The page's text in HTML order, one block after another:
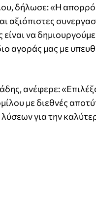
δήλωσε: «Η
αξιόπιστες
να
αγοράς μας με
ανέφερε:
με διεθνές
για την